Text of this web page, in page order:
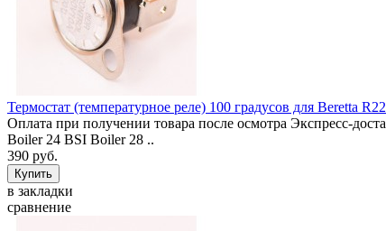
Термостат (температурное реле) 100 градусов для Beretta
Оплата при получении товара после осмотра Экспресс-
Boiler 24 BSI Boiler 28 ..
390 руб.
в закладки
сравнение